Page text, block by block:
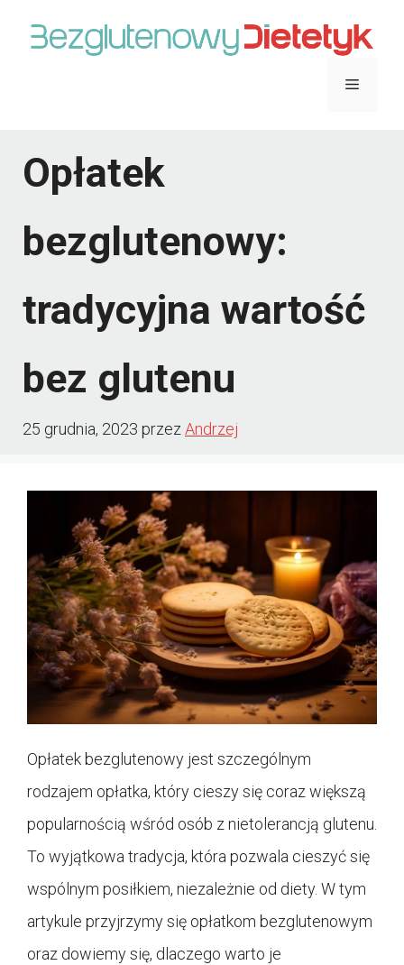
Menu
Opłatek
bezglutenowy:
tradycyjna wartość
bez glutenu
25 grudnia, 2023 przez Andrzej
Opłatek bezglutenowy jest szczególnym
rodzajem opłatka, który cieszy się coraz większą
popularnością wśród osób z nietolerancją glutenu.
To wyjątkowa tradycja, która pozwala cieszyć się
wspólnym posiłkiem, niezależnie od diety. W tym
artykule przyjrzymy się opłatkom bezglutenowym
oraz dowiemy się, dlaczego warto je